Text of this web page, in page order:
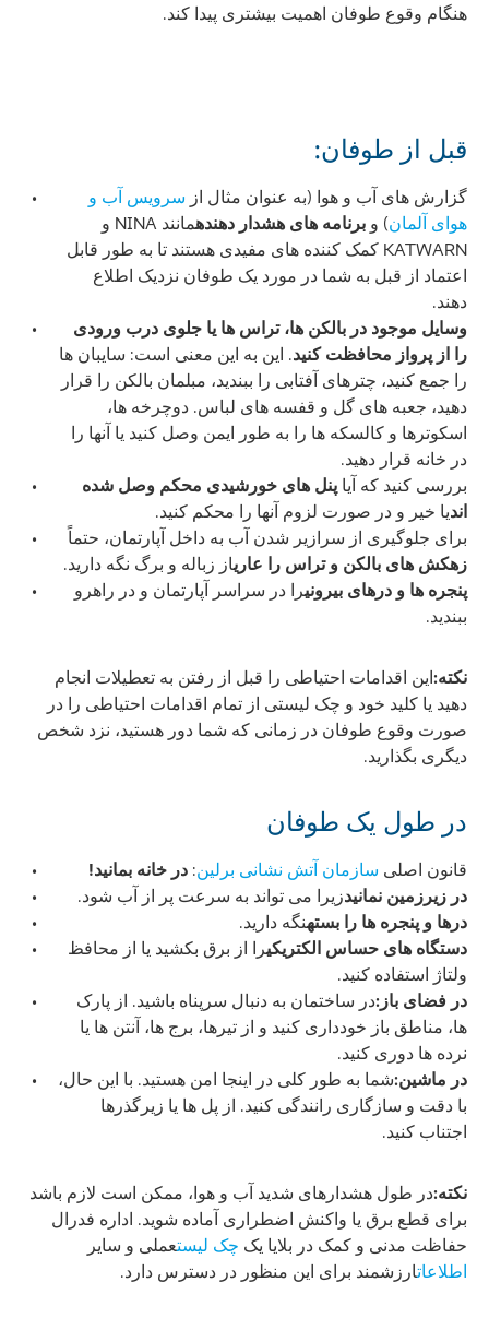
هنگام وقوع طوفان اهمیت بیشتری پیدا کند.
قبل از طوفان:
گزارش های آب و هوا (به عنوان مثال از سرویس آب و
هوای آلمان) و برنامه های هشدار دهنده
مانند NINA و
KATWARN کمک کننده های مفیدی هستند تا به طور قابل
اعتماد از قبل به شما در مورد یک طوفان نزدیک اطلاع
دهند.
وسایل موجود در بالکن ها، تراس ها یا جلوی درب ورودی
را از پرواز محافظت کنید. این به این معنی است: سایبان ها
را جمع کنید، چترهای آفتابی را ببندید، مبلمان بالکن را قرار
دهید، جعبه های گل و قفسه های لباس. دوچرخه ها،
اسکوترها و کالسکه ها را به طور ایمن وصل کنید یا آنها را
در خانه قرار دهید.
بررسی کنید که آیا پنل های خورشیدی محکم وصل شده
اندیا خیر و در صورت لزوم آنها را محکم کنید.
برای جلوگیری از سرازیر شدن آب به داخل آپارتمان، حتماً
زهکش های بالکن و تراس را عاریاز زباله و برگ نگه دارید.
پنجره ها و درهای بیرونیرا در سراسر آپارتمان و در راهرو
ببندید.
نکته: این اقدامات احتیاطی را قبل از رفتن به تعطیلات انجام
دهید یا کلید خود و چک لیستی از تمام اقدامات احتیاطی را در
صورت وقوع طوفان در زمانی که شما دور هستید، نزد شخص
دیگری بگذارید.
در طول یک طوفان
قانون اصلی سازمان آتش نشانی برلین: در خانه بمانید!
در زیرزمین نمانیدزیرا می تواند به سرعت پر از آب شود.
درها و پنجره ها را بستهنگه دارید.
دستگاه های حساس الکتریکیرا از برق بکشید یا از محافظ
ولتاژ استفاده کنید.
در فضای باز:در ساختمان به دنبال سرپناه باشید. از پارک
ها، مناطق باز خودداری کنید و از تیرها، برج ها، آنتن ها یا
نرده ها دوری کنید.
در ماشین:شما به طور کلی در اینجا امن هستید. با این حال،
با دقت و سازگاری رانندگی کنید. از پل ها یا زیرگذرها
اجتناب کنید.
نکته:در طول هشدارهای شدید آب و هوا، ممکن است لازم باشد
برای قطع برق یا واکنش اضطراری آماده شوید. اداره فدرال
حفاظت مدنی و کمک در بلایا یک چک لیستعملی و سایر
اطلاعاتارزشمند برای این منظور در دسترس دارد.